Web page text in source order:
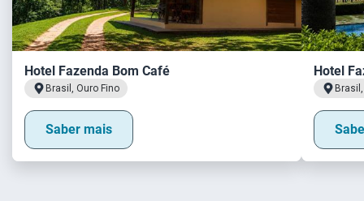
Hotel Fazenda Bom Café
Brasil, Ouro Fino
Saber mais
Hotel